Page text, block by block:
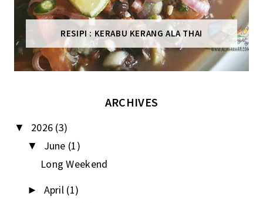
RESIPI : KERABU KERANG ALA THAI
ARCHIVES
▼ 2026 (3)
▼ June (1)
Long Weekend
► April (1)